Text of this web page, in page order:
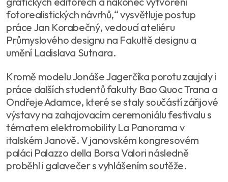
fotorealistických návrhů,“ vysvětluje postup
práce Jan Korabečný, vedoucí ateliéru
Průmyslového designu na Fakultě designu a
umění Ladislava Sutnara.
Kromě modelu Jonáše Jagerčíka porotu zaujaly i
práce dalších studentů fakulty Bao Quoc Trana a
Ondřeje Adamce, které se staly součástí zářijové
výstavy na zahajovacím ceremoniálu festivalu s
tématem elektromobility La Panorama v
italském Janově. V janovském kongresovém
paláci Palazzo della Borsa Valori následně
proběhl i galavečer s vyhlášením soutěže.